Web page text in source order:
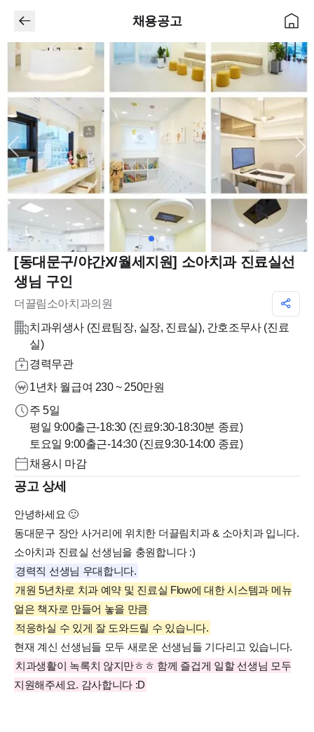
채용공고
[동대문구/야간X/월세지원] 소아치과 진료실선
생님 구인
더끌림소아치과의원
치과위생사 (진료팀장, 실장, 진료실), 간호조무사 (진료
실)
경력무관
1년차 월급여 230 ~ 250만원
주 5일
평일 9:00출근-18:30 (진료9:30-18:30분 종료)
토요일 9:00출근-14:30 (진료9:30-14:00 종료)
채용시 마감
공고 상세
안녕하세요 🙂
동대문구 장안 사거리에 위치한 더끌림치과 & 소아치과 입니다.
소아치과 진료실 선생님을 충원합니다 :)
경력직 선생님 우대합니다.
개원 5년차로 치과 예약 및 진료실 Flow에 대한 시스템과 메뉴
얼은 책자로 만들어 놓을 만큼
적응하실 수 있게 잘 도와드릴 수 있습니다.
현재 계신 선생님들 모두 새로운 선생님들 기다리고 있습니다.
치과생활이 녹록치 않지만ㅎㅎ 함께 즐겁게 일할 선생님 모두
지원해주세요. 감사합니다 :D